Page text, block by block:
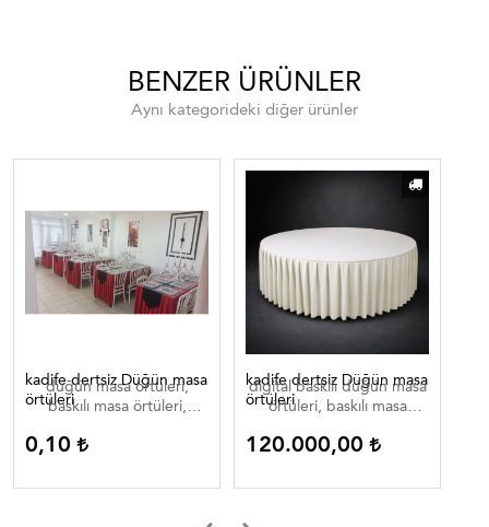
BENZER ÜRÜNLER
Aynı kategorideki diğer ürünler
kadife dertsiz Düğün masa
örtüleri
düğün masa örtüleri,
baskılı masa örtüleri,
düğün masa örtüleri
0,10
kadife dertsiz Düğün masa
örtüleri
digital baskılı düğün masa
örtüleri, baskılı masa
örtüleri , düğün masa
ortuleri
120.000,00